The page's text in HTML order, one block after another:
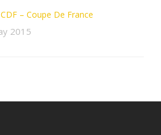
– Coupe De France
2015